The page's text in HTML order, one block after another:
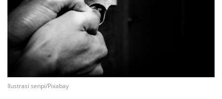
Ilustrasi senpi/Pixabay